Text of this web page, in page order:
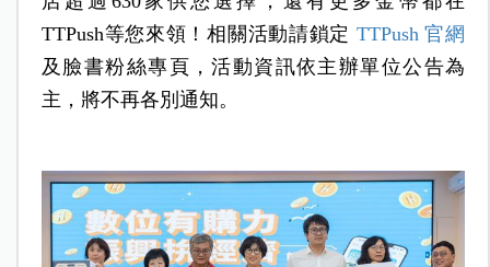
TTPush等您來領！相關活動請鎖定 TTPush 官網
及臉書粉絲專頁，活動資訊依主辦單位公告為
主，將不再各別通知。